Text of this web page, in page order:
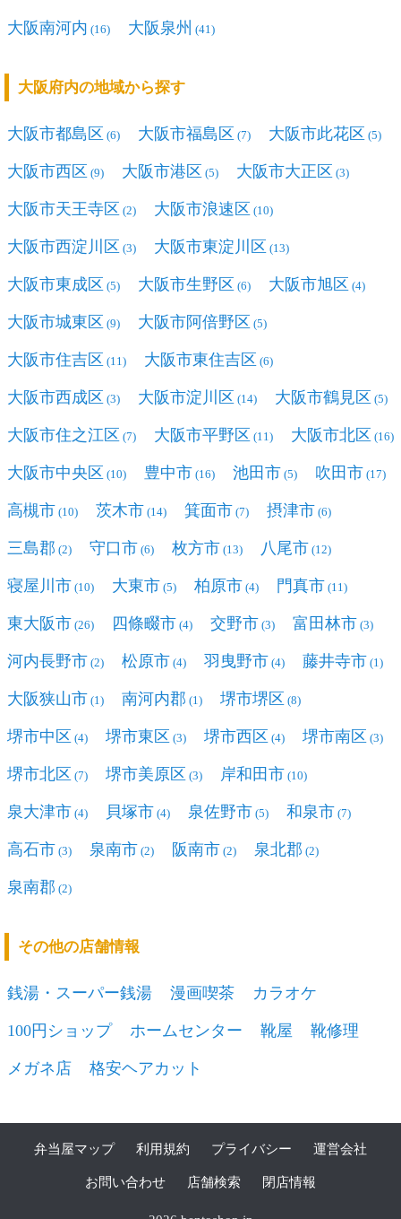
大阪南河内 (16) 大阪泉州 (41)
大阪府内の地域から探す
大阪市都島区 (6) 大阪市福島区 (7) 大阪市此花区 (5)
大阪市西区 (9) 大阪市港区 (5) 大阪市大正区 (3)
大阪市天王寺区 (2) 大阪市浪速区 (10)
大阪市西淀川区 (3) 大阪市東淀川区 (13)
大阪市東成区 (5) 大阪市生野区 (6) 大阪市旭区 (4)
大阪市城東区 (9) 大阪市阿倍野区 (5)
大阪市住吉区 (11) 大阪市東住吉区 (6)
大阪市西成区 (3) 大阪市淀川区 (14) 大阪市鶴見区 (5)
大阪市住之江区 (7) 大阪市平野区 (11) 大阪市北区 (16)
大阪市中央区 (10) 豊中市 (16) 池田市 (5) 吹田市 (17)
高槻市 (10) 茨木市 (14) 箕面市 (7) 摂津市 (6)
三島郡 (2) 守口市 (6) 枚方市 (13) 八尾市 (12)
寝屋川市 (10) 大東市 (5) 柏原市 (4) 門真市 (11)
東大阪市 (26) 四條畷市 (4) 交野市 (3) 富田林市 (3)
河内長野市 (2) 松原市 (4) 羽曳野市 (4) 藤井寺市 (1)
大阪狭山市 (1) 南河内郡 (1) 堺市堺区 (8)
堺市中区 (4) 堺市東区 (3) 堺市西区 (4) 堺市南区 (3)
堺市北区 (7) 堺市美原区 (3) 岸和田市 (10)
泉大津市 (4) 貝塚市 (4) 泉佐野市 (5) 和泉市 (7)
高石市 (3) 泉南市 (2) 阪南市 (2) 泉北郡 (2)
泉南郡 (2)
その他の店舗情報
銭湯・スーパー銭湯 漫画喫茶 カラオケ
100円ショップ ホームセンター 靴屋 靴修理
メガネ店 格安ヘアカット
弁当屋マップ 利用規約 プライバシー 運営会社
お問い合わせ 店舗検索 閉店情報